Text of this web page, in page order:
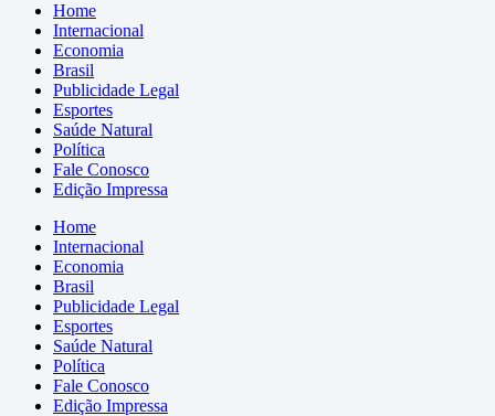
Home
Internacional
Economia
Brasil
Publicidade Legal
Esportes
Saúde Natural
Política
Fale Conosco
Edição Impressa
Home
Internacional
Economia
Brasil
Publicidade Legal
Esportes
Saúde Natural
Política
Fale Conosco
Edição Impressa